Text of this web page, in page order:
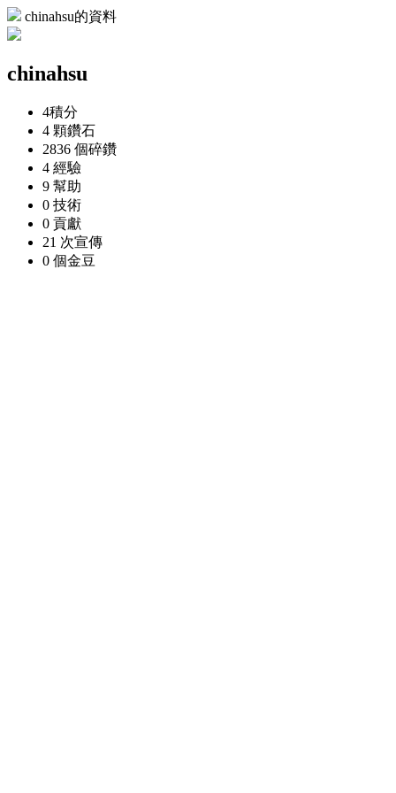
chinahsu的資料
chinahsu
4積分
4 顆鑽石
2836 個碎鑽
4 經驗
9 幫助
0 技術
0 貢獻
21 次宣傳
0 個金豆